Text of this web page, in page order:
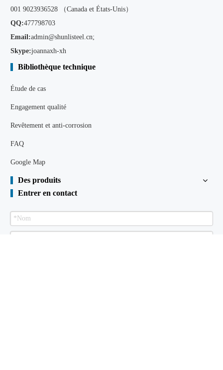
001 9023936528 （Canada et États-Unis）
QQ:477798703
Email:admin@shunlisteel.cn;
Skype:joannaxh-xh
Bibliothèque technique
Étude de cas
Engagement qualité
Revêtement et anti-corrosion
FAQ
Google Map
Des produits
Entrer en contact